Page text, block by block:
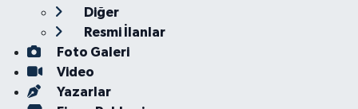
Diğer
Resmi İlanlar
Foto Galeri
Video
Yazarlar